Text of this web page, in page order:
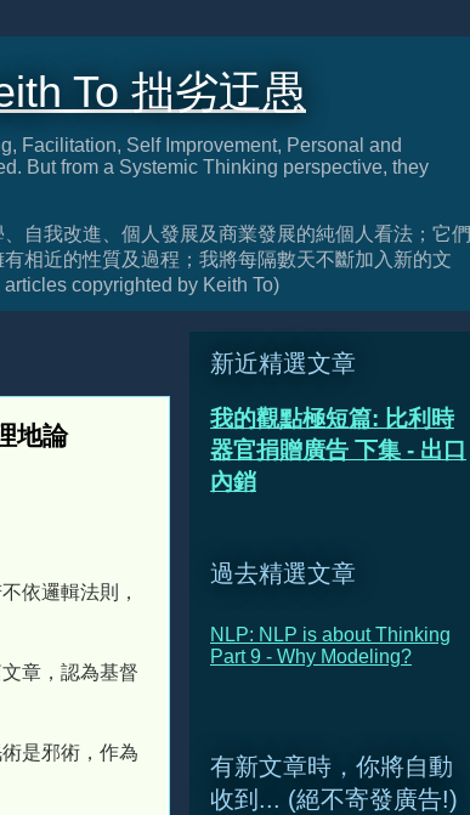
To 拙劣迂愚
Facilitation, Self Improvement, Personal and
But from a Systemic Thinking perspective, they
自我改進、個人發展及商業發展的純個人看法；它們
相近的性質及過程；我將每隔數天不斷加入新的文
copyrighted by Keith To)
地論
依邏輯法則，
章，認為基督
是邪術，作為
新近精選文章
我的觀點極短篇: 比利時
器官捐贈廣告 下集 - 出口
內銷
過去精選文章
NLP: NLP is about Thinking
Part 9 - Why Modeling?
有新文章時，你將自動
收到... (絕不寄發廣告!)